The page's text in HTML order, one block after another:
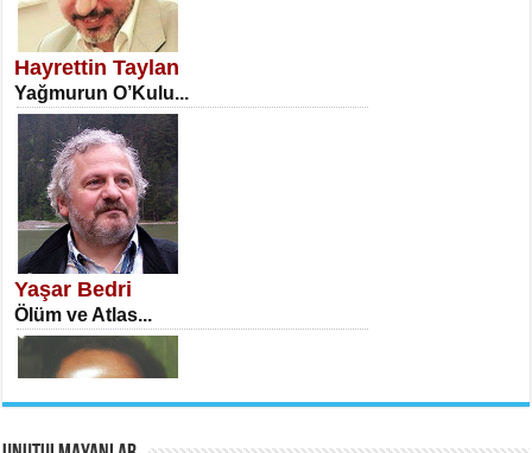
NECLA DİLEK ARSLAN
Öğretmenler Günü Mahkemesi...
İSA KARATEPE
Ekranlar Arasında Kaybolan İnsan...
Hayrettin Taylan
Yağmurun O’Kulu...
Yaşar Bedri
Ölüm ve Atlas...